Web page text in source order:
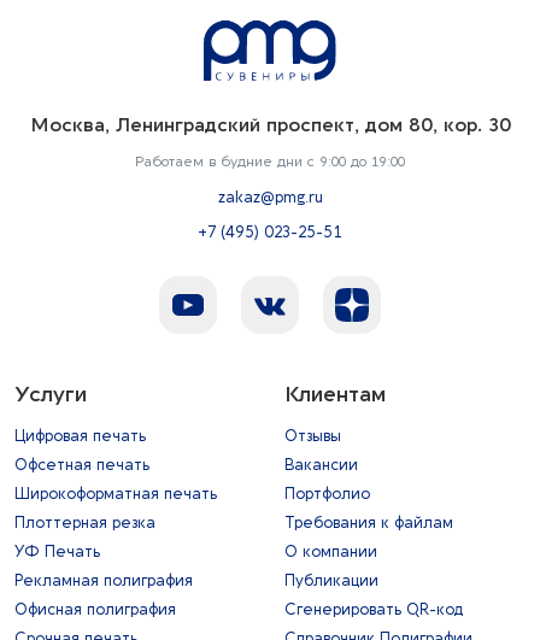
Москва, Ленинградский проспект, дом 80, кор. 30
Работаем в будние дни с 9:00 до 19:00
zakaz@pmg.ru
+7 (495) 023-25-51
Услуги
Цифровая печать
Офсетная печать
Широкоформатная печать
Плоттерная резка
УФ Печать
Рекламная полиграфия
Офисная полиграфия
Клиентам
Отзывы
Вакансии
Портфолио
Требования к файлам
О компании
Публикации
Сгенерировать QR-код